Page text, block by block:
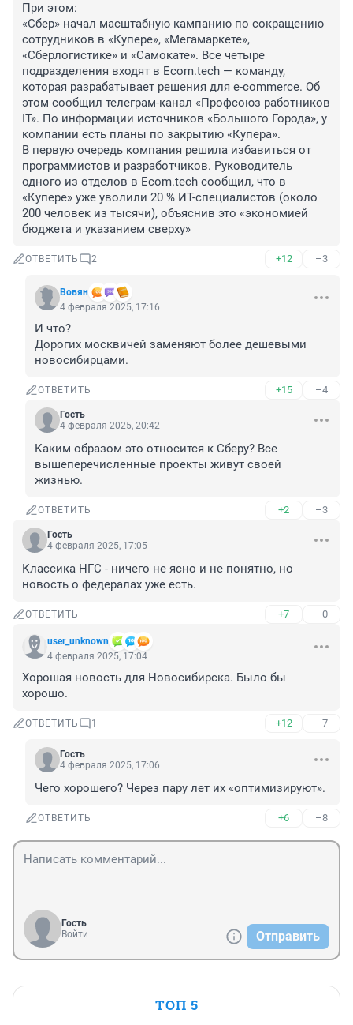
При этом:
«Сбер» начал масштабную кампанию по сокращению
сотрудников в «Купере», «Мегамаркете»,
«Сберлогистике» и «Самокате». Все четыре
подразделения входят в Ecom.tech — команду,
которая разрабатывает решения для e-commerce. Об
этом сообщил телеграм-канал «Профсоюз работников
IT». По информации источников «Большого Города», у
компании есть планы по закрытию «Купера».
В первую очередь компания решила избавиться от
программистов и разработчиков. Руководитель
одного из отделов в Ecom.tech сообщил, что в
«Купере» уже уволили 20 % ИТ-специалистов (около
200 человек из тысячи), объяснив это «экономией
бюджета и указанием сверху»
ОТВЕТИТЬ 2 +12 –3
Вовян
4 февраля 2025, 17:16
И что?
Дорогих москвичей заменяют более дешевыми
новосибирцами.
ОТВЕТИТЬ +15 –4
Гость
4 февраля 2025, 20:42
Каким образом это относится к Сберу? Все
вышеперечисленные проекты живут своей
жизнью.
ОТВЕТИТЬ +2 –3
Гость
4 февраля 2025, 17:05
Классика НГС - ничего не ясно и не понятно, но
новость о федералах уже есть.
ОТВЕТИТЬ +7 –0
user_unknown
4 февраля 2025, 17:04
Хорошая новость для Новосибирска. Было бы
хорошо.
ОТВЕТИТЬ 1 +12 –7
Гость
4 февраля 2025, 17:06
Чего хорошего? Через пару лет их «оптимизируют».
ОТВЕТИТЬ +6 –8
Гость
Войти
Отправить
ТОП 5